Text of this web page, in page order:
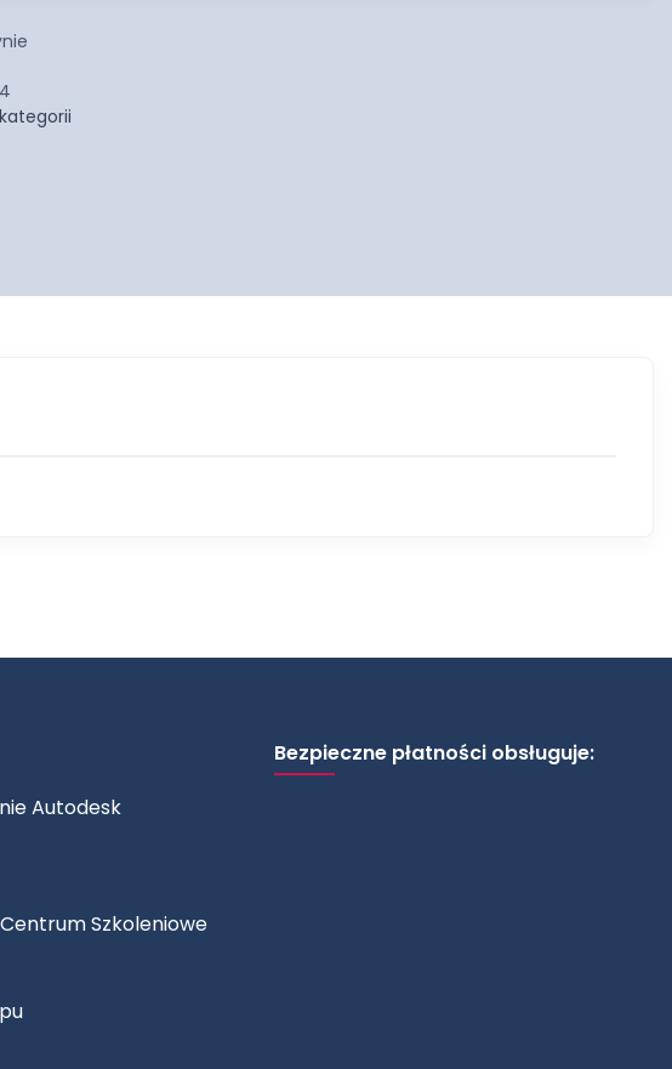
Autodesk
Szkoleniowe
Bezpieczne płatności obsługuje: